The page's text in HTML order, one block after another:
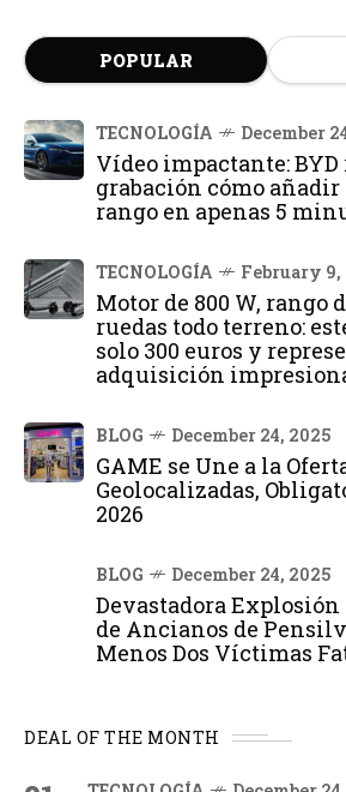
POPULAR
TECNOLOGÍA December
Vídeo impactante:
grabación cómo añadir
rango en apenas 5
TECNOLOGÍA February 9,
Motor de 800 W, rango
ruedas todo terreno:
solo 300 euros y
adquisición
BLOG December 24, 2025
GAME se Une a la
Geolocalizadas,
2026
BLOG December 24, 2025
Devastadora
de Ancianos de
Menos Dos Víctimas
DEAL OF THE MONTH